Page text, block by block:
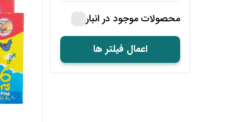
محصولات موجود در انبار
اعمال فیلتر ها